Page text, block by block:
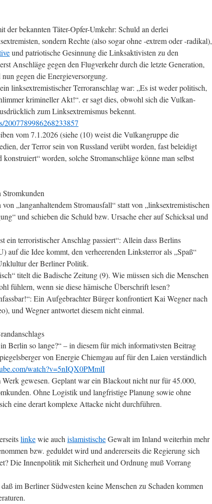
der bekannten Täter-Opfer-Umkehr: Schuld an derlei
sondern Rechte (also sogar ohne -extrem oder -radikal),
und patriotische Gesinnung die Linksaktivisten zu den
Anschläge gegen den Flugverkehr durch die letzte Generation,
gegen die Energieversorgung.
linksextremistischer Terroranschlag war: „Es ist weder politisch,
krimineller Akt!“. er sagt dies, obwohl sich die Vulkan-
zum Linksextremismus bekennt.
2007789986268233857
vom 7.1.2026 (siehe (10) weist die Vulkangruppe die
der Terror sein von Russland verübt worden, fast beleidigt
worden, solche Stromanschläge könne man selbst
Stromkunden
„langanhaltendem Stromausfall“ statt von „linksextremistischen
und schieben die Schuld bzw. Ursache eher auf Schicksal und
ein terroristischer Anschlag passiert“: Allein dass Berlins
auf die Idee kommt, den verheerenden Linksterror als „Spaß“
der Berliner Politik.
titelt die Badische Zeitung (9). Wie müssen sich die Menschen
fühlern, wenn sie diese hämische Überschrift lesen?
Ein Aufgebrachter Bürger konfrontiert Kai Wegner nach
und Wegner antwortet diesem nicht einmal.
Berlin so lange?“ – in diesem für mich informativsten Beitrag
von Energie Chiemgau auf für den Laien verständlich
watch?v=5nIQX0PMmlI
gewesen. Geplant war ein Blackout nicht nur für 45.000,
Ohne Logistik und langfristige Planung sowie ohne
eine derart komplexe Attacke nicht durchführen.
linkewie auch islamistischeGewalt im Inland weiterhin mehr
bzw. geduldet wird und andererseits die Regierung sich
Die Innenpolitik mit Sicherheit und Ordnung muß Vorrang
im Berliner Südwesten keine Menschen zu Schaden kommen